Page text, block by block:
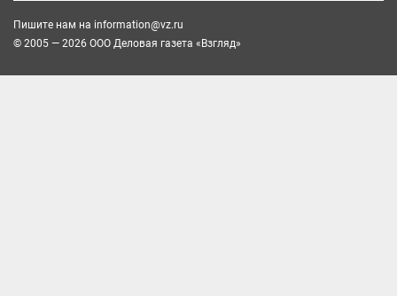
Пишите нам на information@vz.ru
© 2005 — 2026 ООО Деловая газета «Взгляд»